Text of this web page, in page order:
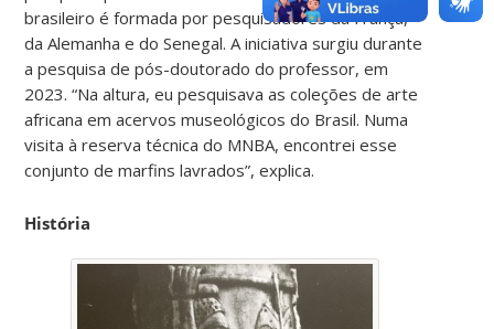
brasileiro é formada por pesquisadores da França,
da Alemanha e do Senegal. A iniciativa surgiu durante
a pesquisa de pós-doutorado do professor, em
2023. “Na altura, eu pesquisava as coleções de arte
africana em acervos museológicos do Brasil. Numa
visita à reserva técnica do MNBA, encontrei esse
conjunto de marfins lavrados”, explica.
História